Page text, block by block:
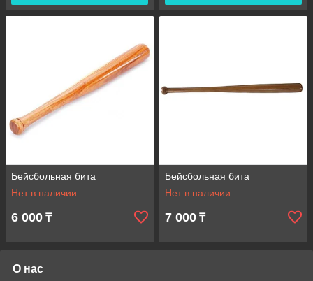
Бейсбольная бита
Нет в наличии
6 000 ₸
Бейсбольная бита
Нет в наличии
7 000 ₸
О нас